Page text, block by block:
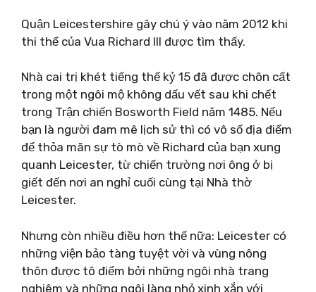
Quận Leicestershire gây chú ý vào năm 2012 khi
thi thể của Vua Richard III được tìm thấy.
Nhà cai trị khét tiếng thế kỷ 15 đã được chôn cất
trong một ngôi mộ không dấu vết sau khi chết
trong Trận chiến Bosworth Field năm 1485. Nếu
bạn là người đam mê lịch sử thì có vô số địa điểm
để thỏa mãn sự tò mò về Richard của bạn xung
quanh Leicester, từ chiến trường nơi ông ở bị
giết đến nơi an nghỉ cuối cùng tại Nhà thờ
Leicester.
Nhưng còn nhiều điều hơn thế nữa: Leicester có
những viện bảo tàng tuyệt vời và vùng nông
thôn được tô điểm bởi những ngôi nhà trang
nghiêm và những ngôi làng nhỏ xinh xắn với